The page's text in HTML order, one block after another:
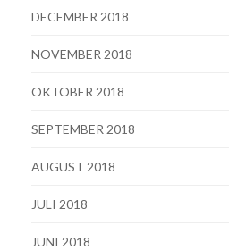
DECEMBER 2018
NOVEMBER 2018
OKTOBER 2018
SEPTEMBER 2018
AUGUST 2018
JULI 2018
JUNI 2018